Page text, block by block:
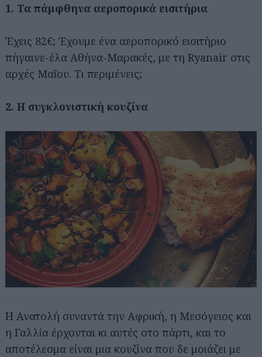
1. Τα πάμφθηνα αεροπορικά εισιτήρια
Έχεις 82€; Έχουμε ένα αεροπορικό εισιτήριο
πήγαινε-έλα Αθήνα-Μαρακές, με τη Ryanair στις
αρχές Μαΐου. Τι περιμένεις;
2. Η συγκλονιστική κουζίνα
Η Ανατολή συναντά την Αφρική, η Μεσόγειος και
η Γαλλία έρχονται κι αυτές στο πάρτι, και το
αποτέλεσμα είναι μια κουζίνα που δε μοιάζει με